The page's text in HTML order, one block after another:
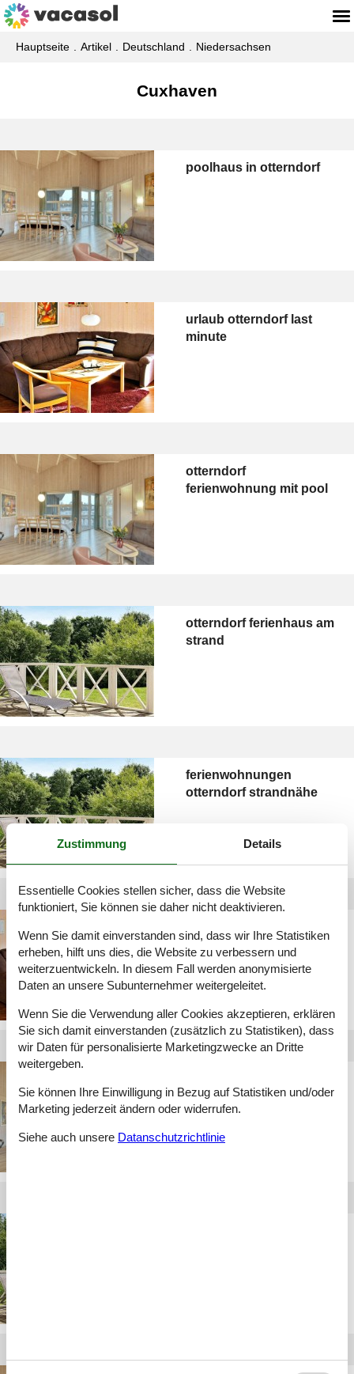
Hauptseite Artikel Deutschland Niedersachsen
Cuxhaven
poolhaus in otterndorf
urlaub otterndorf last
minute
otterndorf
ferienwohnung mit pool
otterndorf ferienhaus am
strand
ferienwohnungen
otterndorf strandnähe
otterndorf last minute
otterndorf
Zustimmung Details
Essentielle Cookies stellen sicher, dass die Website
funktioniert, Sie können sie daher nicht deaktivieren.
Wenn Sie damit einverstanden sind, dass wir Ihre Statistiken
erheben, hilft uns dies, die Website zu verbessern und
weiterzuentwickeln. In diesem Fall werden anonymisierte
Daten an unsere Subunternehmer weitergeleitet.
Wenn Sie die Verwendung aller Cookies akzeptieren, erklären
Sie sich damit einverstanden (zusätzlich zu Statistiken), dass
wir Daten für personalisierte Marketingzwecke an Dritte
weitergeben.
Sie können Ihre Einwilligung in Bezug auf Statistiken und/oder
Marketing jederzeit ändern oder widerrufen.
Siehe auch unsere Datanschutzrichtlinie